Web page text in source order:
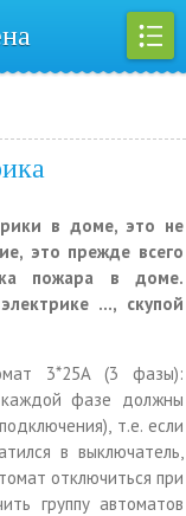
в доме, это не
это прежде всего
пожара в доме.
…, скупой
3*25А (3 фазы):
фазе должны
т.е. если
в выключатель,
отключиться при
группу автоматов